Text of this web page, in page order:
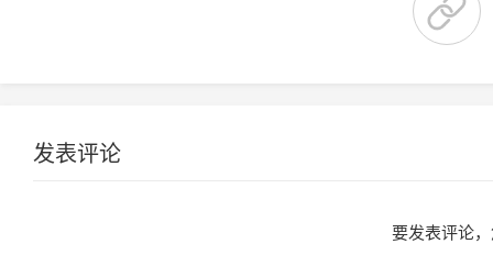
发表评论
要发表评论